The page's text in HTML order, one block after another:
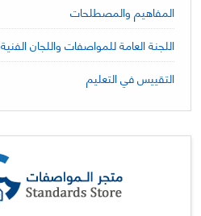
المفاهيم والمصطلحات
اللجنة العامة للمواصفات واللجان الفنية
التقييس في التعليم